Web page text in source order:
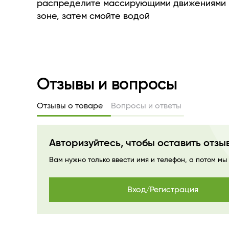
глубоко питает.
распределите массирующими движениями
зоне, затем смойте водой
Отзывы и вопросы
Отзывы о товаре Вопросы и ответы
Авторизуйтесь, чтобы оставить
Вам нужно только ввести имя и телефон, а потом
Вход/Регистрация